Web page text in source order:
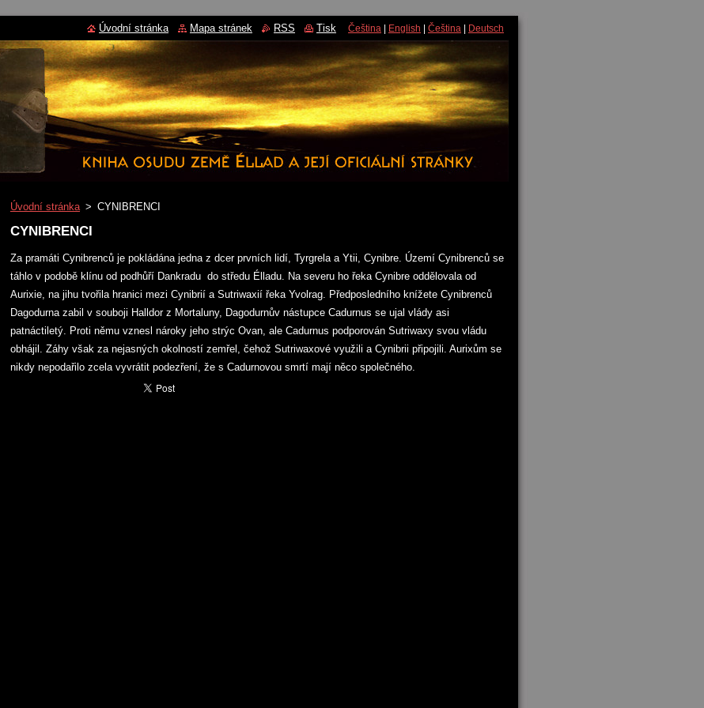
Úvodní stránka > CYNIBRENCI
CYNIBRENCI
Za pramáti Cynibrenců je pokládána jedna z dcer prvních lidí, Tyrgrela a Ytii, Cynibre. Území Cynibrenců se
táhlo v podobě klínu od podhůří Dankradu do středu Élladu. Na severu ho řeka Cynibre oddělovala od
Aurixie, na jihu tvořila hranici mezi Cynibrií a Sutriwaxií řeka Yvolrag. Předposledního knížete Cynibrenců
Dagodurna zabil v souboji Halldor z Mortaluny, Dagodurnův nástupce Cadurnus se ujal vlády asi
patnáctiletý. Proti němu vznesl nároky jeho strýc Ovan, ale Cadurnus podporován Sutriwaxy svou vládu
obhájil. Záhy však za nejasných okolností zemřel, čehož Sutriwaxové využili a Cynibrii připojili. Aurixům se
nikdy nepodařilo zcela vyvrátit podezření, že s Cadurnovou smrtí mají něco společného.
Úvodní stránka Mapa stránek RSS Tisk Čeština English Čeština Deutsch